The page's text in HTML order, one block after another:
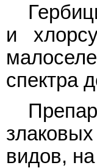
и
спектра
видов,